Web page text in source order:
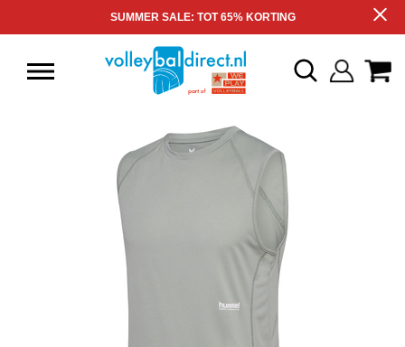
SUMMER SALE: TOT 65% KORTING